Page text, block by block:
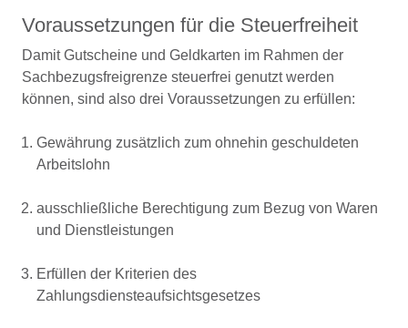
Voraussetzungen für die Steuerfreiheit
Damit Gutscheine und Geldkarten im Rahmen der
Sachbezugsfreigrenze steuerfrei genutzt werden
können, sind also drei Voraussetzungen zu erfüllen:
Gewährung zusätzlich zum ohnehin geschuldeten
Arbeitslohn
ausschließliche Berechtigung zum Bezug von Waren
und Dienstleistungen
Erfüllen der Kriterien des
Zahlungsdiensteaufsichtsgesetzes